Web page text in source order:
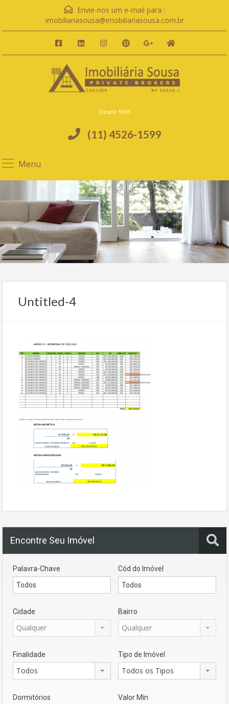
Envie-nos um e-mail para :
imobiliariasousa@imobiliariasousa.com.br
Desde 1965
(11) 4526-1599
Menu
Untitled-4
Encontre Seu Imóvel
Palavra-Chave Cód do Imóvel
Cidade
Qualquer
Bairro
Qualquer
Finalidade
Todos
Tipo de Imóvel
Todos os Tipos
Dormitórios Valor Mín